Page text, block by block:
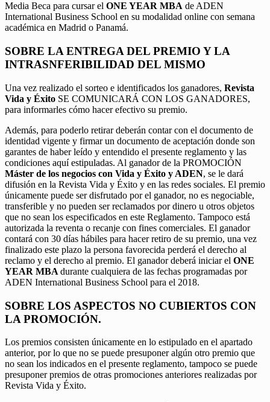
Media Beca para cursar el ONE YEAR MBA de ADEN
International Business School en su modalidad online con semana
académica en Madrid o Panamá.
SOBRE LA ENTREGA DEL PREMIO Y LA
INTRASNFERIBILIDAD DEL MISMO
Una vez realizado el sorteo e identificados los ganadores, Revista
Vida y Éxito SE COMUNICARÁ CON LOS GANADORES,
para informarles cómo hacer efectivo su premio.
Además, para poderlo retirar deberán contar con el documento de
identidad vigente y firmar un documento de aceptación donde son
garantes de haber leído y entendido el presente reglamento y las
condiciones aquí estipuladas. Al ganador de la PROMOCIÓN
Máster de los negocios con Vida y Éxito y ADEN, se le dará
difusión en la Revista Vida y Éxito y en las redes sociales. El premio
únicamente puede ser disfrutado por el ganador, no es negociable,
transferible y no pueden ser reclamados por dinero u otros objetos
que no sean los especificados en este Reglamento. Tampoco está
autorizada la reventa o recanje con fines comerciales. El ganador
contará con 30 días hábiles para hacer retiro de su premio, una vez
finalizado este plazo la persona favorecida perderá el derecho al
reclamo y el derecho al premio. El ganador deberá iniciar el ONE
YEAR MBA durante cualquiera de las fechas programadas por
ADEN International Business School para el 2018.
SOBRE LOS ASPECTOS NO CUBIERTOS CON
LA PROMOCIÓN.
Los premios consisten únicamente en lo estipulado en el apartado
anterior, por lo que no se puede presuponer algún otro premio que
no sean los indicados en el presente reglamento, tampoco se puede
presuponer premios de otras promociones anteriores realizadas por
Revista Vida y Éxito.